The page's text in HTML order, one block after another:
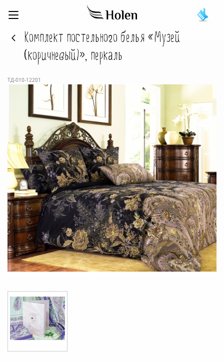
Комплект постельного белья «Музей
(коричневый)», перкаль
ТД-010-12201